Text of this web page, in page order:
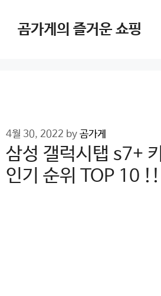
content곰가게의 즐거운 쇼핑
4월 30, 2022 by 곰가게
삼성 갤럭시탭 s7+
인기 순위 TOP 10 !!